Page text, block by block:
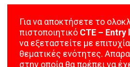
Για να αποκτήσετε το
πιστοποιητικό CTE – Entry
να εξεταστείτε με
θεματικές ενότητες.
στην οποία θα πρέπει να